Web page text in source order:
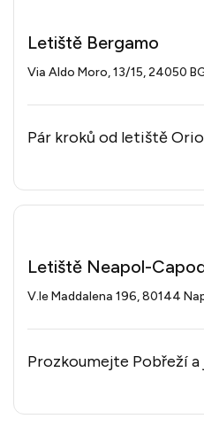
Letiště Bergamo
Via Aldo Moro, 13/15, 24050
Pár kroků od letiště Orio
Letiště Neapol-
V.le Maddalena 196, 80144
Prozkoumejte Pobřeží